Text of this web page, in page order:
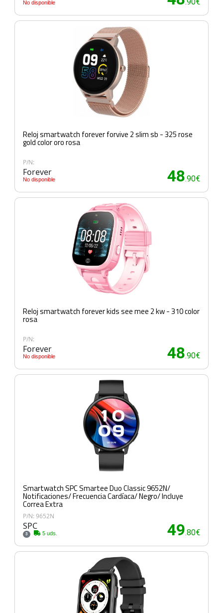
No disponible
Reloj smartwatch forever forvive 2 slim sb - 325 rose
gold color oro rosa
P/N:
Forever
No disponible 48.90€
Reloj smartwatch forever kids see mee 2 kw - 310 color
rosa
P/N:
Forever
No disponible 48.90€
Smartwatch SPC Smartee Duo Classic 9652N/
Notificaciones/ Frecuencia Cardíaca/ Negro/ Incluye
Correa Extra
P/N: 9652N
SPC
3 5 uds. 49.80€